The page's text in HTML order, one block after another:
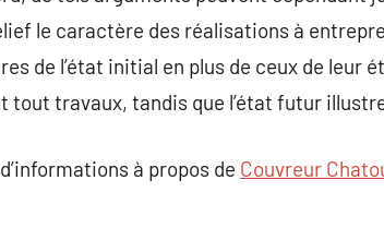
le caractère des réalisations à
de l’état initial en plus de ceux de leur
tout travaux, tandis que l’état futur
à propos de Couvreur